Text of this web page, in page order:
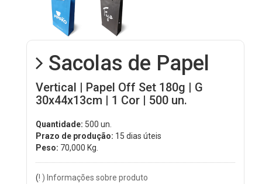
Sacolas de Papel
Vertical | Papel Off Set 180g | G
30x44x13cm | 1 Cor | 500 un.
Quantidade: 500 un.
Prazo de produção: 15 dias úteis
Peso: 70,000 Kg.
(! ) Informações sobre produto